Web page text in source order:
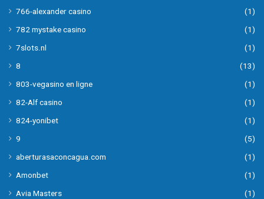
766-alexander casino
(1)
782 mystake casino
(1)
7slots.nl
(1)
8
(13)
803-vegasino en ligne
(1)
82-Alf casino
(1)
824-yonibet
(1)
9
(5)
aberturasaconcagua.com
(1)
Amonbet
(1)
Avia Masters
(1)